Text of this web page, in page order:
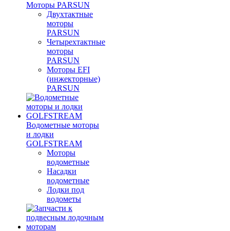
Моторы PARSUN
Двухтактные
моторы
PARSUN
Четырехтактные
моторы
PARSUN
Моторы EFI
(инжекторные)
PARSUN
Водометные моторы
и лодки
GOLFSTREAM
Моторы
водометные
Насадки
водометные
Лодки под
водометы